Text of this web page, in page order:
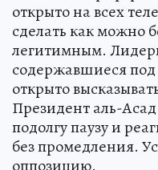
открыто на всех
сделать как можно
легитимным.
содержавшиеся под
открыто
Президент аль-
подолгу паузу и
без промедления.
оппозицию.